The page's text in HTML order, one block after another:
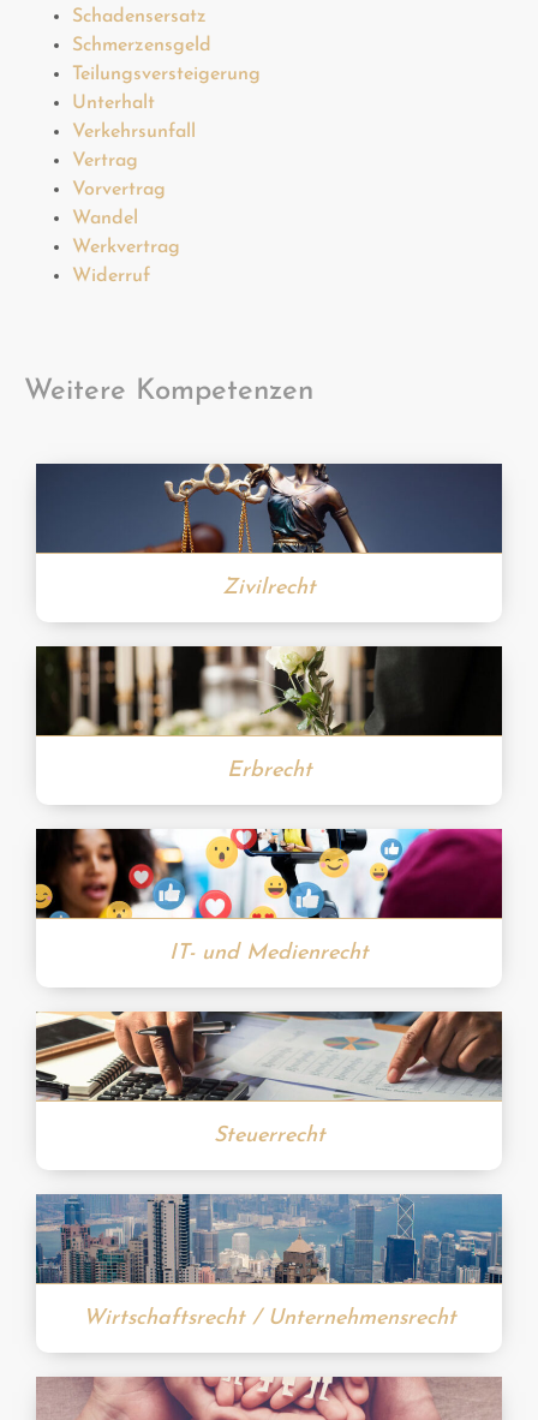
Schadensersatz
Schmerzensgeld
Teilungsversteigerung
Unterhalt
Verkehrsunfall
Vertrag
Vorvertrag
Wandel
Werkvertrag
Widerruf
Weitere Kompetenzen
Zivilrecht
Erbrecht
IT- und Medienrecht
Steuerrecht
Wirtschaftsrecht / Unternehmensrecht